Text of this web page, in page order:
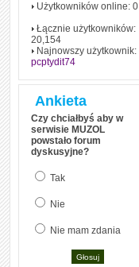
Użytkowników online: 0
Łącznie użytkowników:
20,154
Najnowszy użytkownik:
pcptydit74
Ankieta
Czy chciałbyś aby w
serwisie MUZOL
powstało forum
dyskusyjne?
Tak
Nie
Nie mam zdania